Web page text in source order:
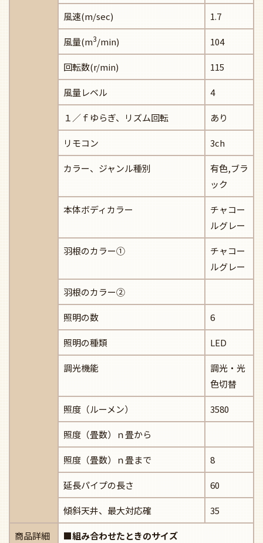
風速(m/sec) 1.7
風量(m3/min) 104
回転数(r/min) 115
風量レベル 4
１／ｆゆらぎ、リズム回転 あり
リモコン 3ch
カラー、ジャンル種別
有色,ブラ
ック
本体ボディカラー
チャコー
ルグレー
羽根のカラー①
チャコー
ルグレー
羽根のカラー②
照明の数 6
照明の種類 LED
調光機能
調光・光
色切替
照度（ルーメン） 3580
照度（畳数）ｎ畳から
照度（畳数）ｎ畳まで 8
延長パイプの長さ 60
傾斜天井、最大対応確 35
商品詳細
■組み合わせたときのサイズ